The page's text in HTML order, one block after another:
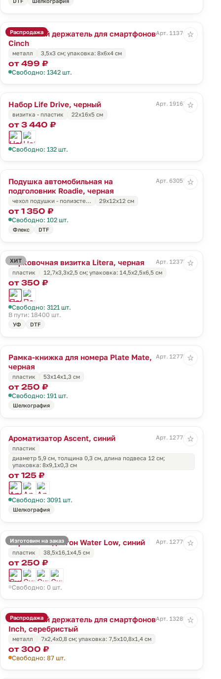
Распродажа
Магнитный держатель для смартфонов
Cinch
Арт. 11374.10
металл 3,5x3 см; упаковка: 8x6x4 см
от 499 ₽
Свободно: 1342 шт.
☆
Набор Life Drive, черный
Арт. 19163.30
визитка - пластик
22х16х5 см
от 3 440 ₽
Свободно: 132 шт.
☆
Подушка автомобильная на
подголовник Roadie, черная
Арт. 63053.30
чехол подушки - полиэсте… 29х12х12 см
от 1 350 ₽
Свободно: 102 шт.
Флекс DTF
☆
ХИТ
Парковочная визитка Litera, черная
Арт. 12375.30
пластик
12,7х3,3х2,5 см; упаковка: 14,5х2,5х6,5 см
от 350 ₽
Свободно: 3121 шт.
В пути: 18400 шт.
УФ DTF
☆
Рамка-книжка для номера Plate Mate,
черная
Арт. 12773.30
пластик 53x14x1,3 см
от 250 ₽
Свободно: 191 шт.
Шелкография
☆
Ароматизатор Ascent, синий
Арт. 12774.40
пластик
диаметр 5,9 см, толщина 0,3 см, длина подвеса 12 см;
упаковка: 8x9,1x0,3 см
от 125 ₽
Свободно: 3091 шт.
Шелкография
☆
Изготовим на заказ
Скребок-водосгон Water Low, синий
Арт. 12776.40
пластик
38,5x16,1x4,5 см
от 250 ₽
Свободно: 0 шт.
☆
Распродажа
Магнитный держатель для смартфонов
Inch, серебристый
Арт. 13289.10
металл 7х2,4х0,8 см; упаковка: 7,5x10,8x1,4 см
от 300 ₽
Свободно: 87 шт.
☆